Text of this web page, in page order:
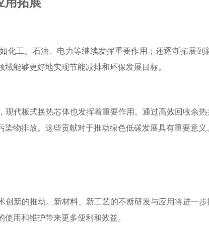
化工、石油、电力等继续发挥重要作用；还逐渐拓展
能够更好地实现节能减排和环保发展目标。
代板式换热芯体也发挥着重要作用。通过高效回收余
物排放。这些贡献对于推动绿色低碳发展具有重要意义
创新的推动。新材料、新工艺的不断研发与应用将进一
用和维护带来更多便利和效益。